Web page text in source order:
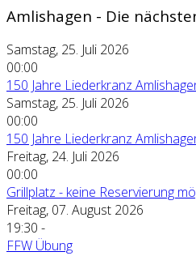
Amlishagen - Die
Samstag, 25. Juli 2026
00:00
150 Jahre Liederkranz
Samstag, 25. Juli 2026
00:00
150 Jahre Liederkranz
Freitag, 24. Juli 2026
00:00
Grillplatz - keine Reservierung
Freitag, 07. August 2026
19:30 -
FFW Übung